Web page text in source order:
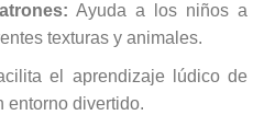
Ayuda a los niños a
texturas y animales.
el aprendizaje lúdico de
entorno divertido.